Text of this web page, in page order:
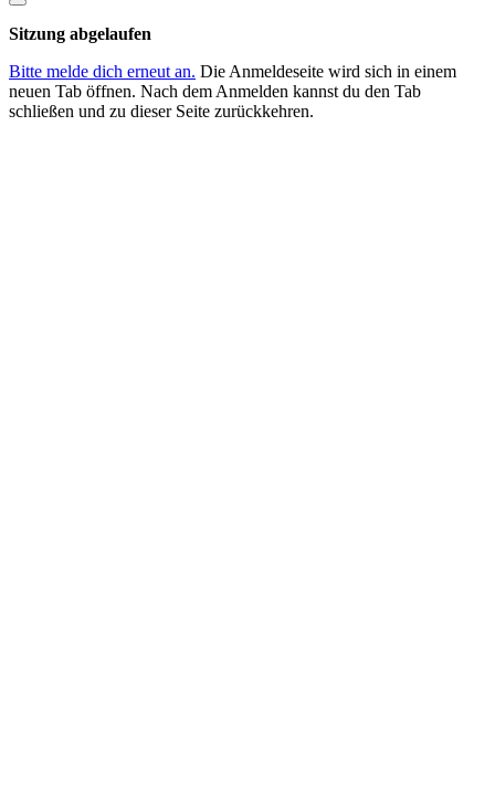
Dialog
schließen
Sitzung abgelaufen
Bitte melde dich erneut an. Die Anmeldeseite wird sich in einem
neuen Tab öffnen. Nach dem Anmelden kannst du den Tab
schließen und zu dieser Seite zurückkehren.